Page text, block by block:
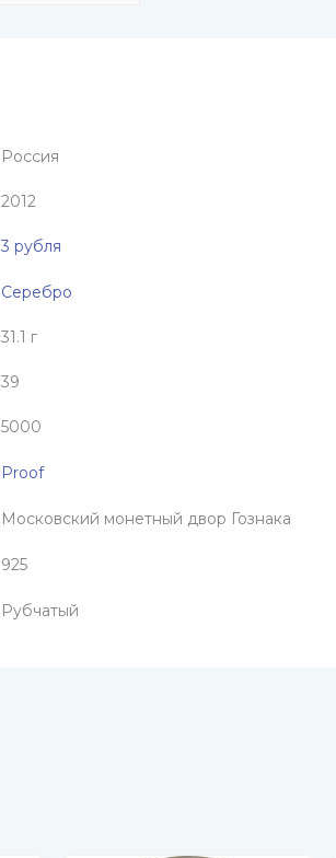
Россия
2012
3 рубля
Серебро
31.1 г
39
5000
Proof
Московский монетный двор Гознака
925
Рубчатый